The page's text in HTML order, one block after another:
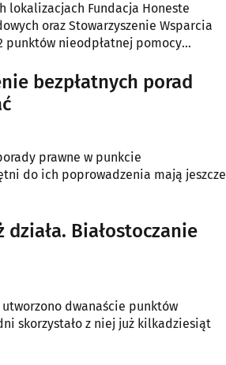
lokalizacjach Fundacja Honeste
oraz Stowarzyszenie Wsparcia
punktów nieodpłatnej pomocy
bezpłatnych porad
prawne w punkcie
do ich poprowadzenia mają jeszcze
Białostoczanie
dwanaście punktów
skorzystało z niej już kilkadziesiąt